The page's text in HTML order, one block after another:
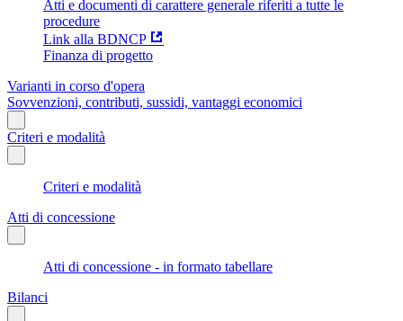
Atti e documenti di carattere generale riferiti a tutte le
procedure
Link alla BDNCP
Finanza di progetto
Varianti in corso d'opera
Sovvenzioni, contributi, sussidi, vantaggi economici
Criteri e modalità
Criteri e modalità
Atti di concessione
Atti di concessione - in formato tabellare
Bilanci